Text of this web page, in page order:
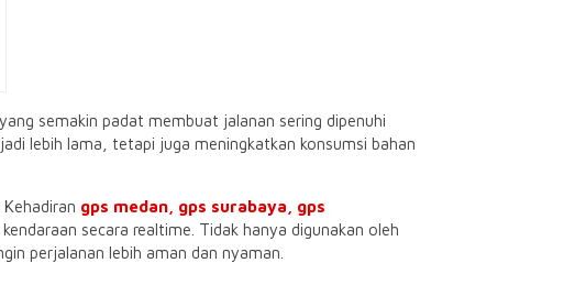
semakin padat membuat jalanan sering dipenuhi
lebih lama, tetapi juga meningkatkan konsumsi bahan
gps medan, gps surabaya , gps
secara realtime. Tidak hanya digunakan oleh
perjalanan lebih aman dan nyaman.